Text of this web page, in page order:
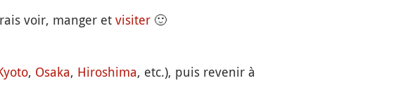
voir, manger et visiter🙂
, Osaka, Hiroshima, etc.), puis revenir à